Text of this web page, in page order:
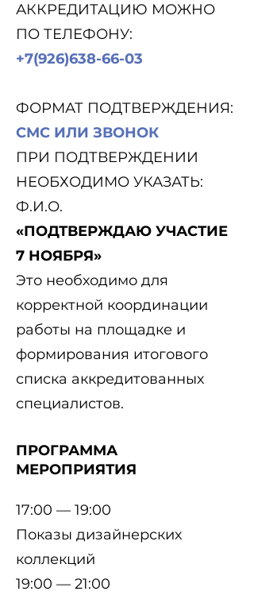
АККРЕДИТАЦИЮ МОЖНО
ПО ТЕЛЕФОНУ:
+7(926)638-66-03
ФОРМАТ ПОДТВЕРЖДЕНИЯ:
СМС ИЛИ ЗВОНОК
ПРИ ПОДТВЕРЖДЕНИИ
НЕОБХОДИМО УКАЗАТЬ:
Ф.И.О.
«ПОДТВЕРЖДАЮ УЧАСТИЕ
7 НОЯБРЯ»
Это необходимо для
корректной координации
работы на площадке и
формирования итогового
списка аккредитованных
специалистов.
ПРОГРАММА
МЕРОПРИЯТИЯ
17:00 — 19:00
Показы дизайнерских
коллекций
19:00 — 21:00